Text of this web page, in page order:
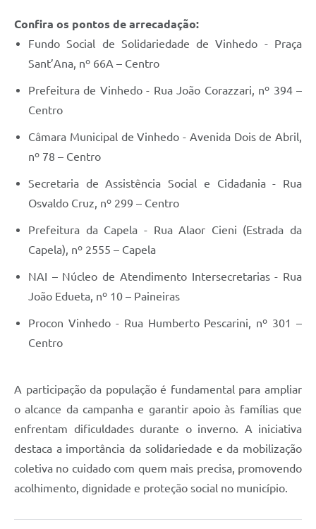
Confira os pontos de arrecadação:
Fundo Social de Solidariedade de Vinhedo - Praça
Sant’Ana, nº 66A – Centro
Prefeitura de Vinhedo - Rua João Corazzari, nº 394 –
Centro
Câmara Municipal de Vinhedo - Avenida Dois de Abril,
nº 78 – Centro
Secretaria de Assistência Social e Cidadania - Rua
Osvaldo Cruz, nº 299 – Centro
Prefeitura da Capela - Rua Alaor Cieni (Estrada da
Capela), nº 2555 – Capela
NAI – Núcleo de Atendimento Intersecretarias - Rua
João Edueta, nº 10 – Paineiras
Procon Vinhedo - Rua Humberto Pescarini, nº 301 –
Centro
A participação da população é fundamental para ampliar
o alcance da campanha e garantir apoio às famílias que
enfrentam dificuldades durante o inverno. A iniciativa
destaca a importância da solidariedade e da mobilização
coletiva no cuidado com quem mais precisa, promovendo
acolhimento, dignidade e proteção social no município.